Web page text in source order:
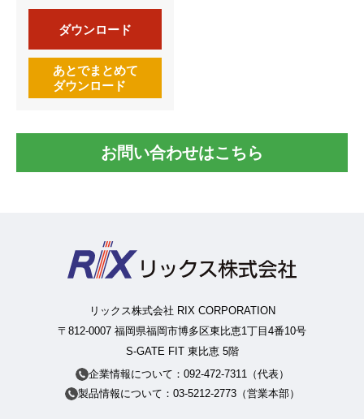
ダウンロード
あとでまとめて
ダウンロード
お問い合わせはこちら
リックス株式会社 RIX CORPORATION
〒812-0007 福岡県福岡市博多区東比恵1丁目4番10号
S-GATE FIT 東比恵 5階
企業情報について：092-472-7311（代表）
製品情報について：03-5212-2773（営業本部）